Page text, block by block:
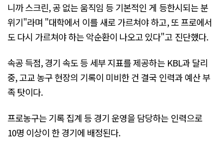
니까 스크린, 공 없는 움직임 등 기본적인 게 등한시되는 분
위기"라며 "대학에서 이를 새로 가르쳐야 하고, 또 프로에서
도 다시 가르쳐야 하는 악순환이 나오고 있다"고 진단했다.
속공 득점, 경기 속도 등 세부 지표를 제공하는 KBL과 달리
중, 고교 농구 현장의 기록이 미비한 건 결국 인력과 예산 부
족 탓이다.
프로농구는 기록 집계 등 경기 운영을 담당하는 인력으로
10명 이상이 한 경기에 배정된다.